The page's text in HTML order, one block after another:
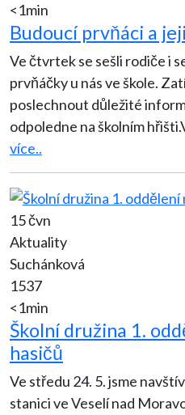
<1min
Budoucí prvňáci a
Ve čtvrtek se sešli rodiče i
prvňáčky u nás ve škole.
poslechnout důležité
odpoledne na školním
více..
15 čvn
Aktuality
Suchánková
1537
<1min
Školní družina 1.
hasičů
Ve středu 24. 5. jsme
stanici ve Veselí nad